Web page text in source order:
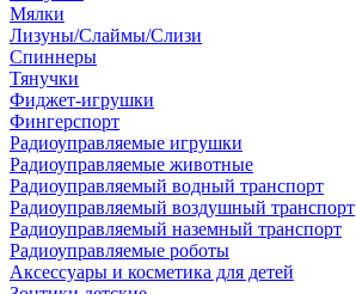
Мялки
Лизуны/Слаймы/Слизи
Спиннеры
Тянучки
Фиджет-игрушки
Фингерспорт
Радиоуправляемые игрушки
Радиоуправляемые животные
Радиоуправляемый водный транспорт
Радиоуправляемый воздушный транспорт
Радиоуправляемый наземный транспорт
Радиоуправляемые роботы
Аксессуары и косметика для детей